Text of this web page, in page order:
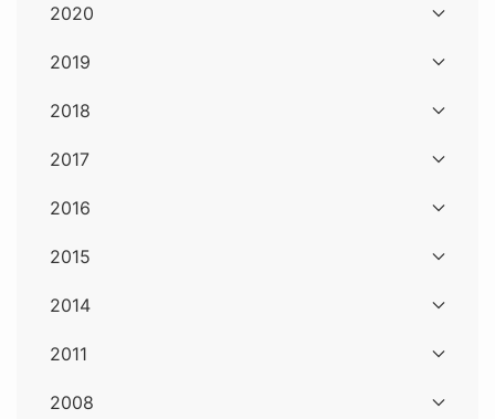
2020
2019
2018
2017
2016
2015
2014
2011
2008